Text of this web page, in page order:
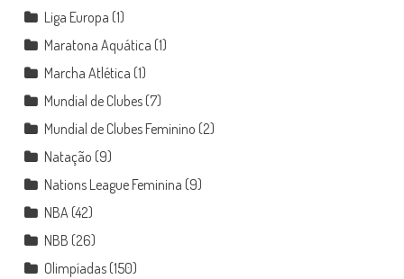
Liga Europa (1)
Maratona Aquática (1)
Marcha Atlética (1)
Mundial de Clubes(7)
Mundial de Clubes Feminino (2)
Natação (9)
Nations League Feminina (9)
NBA(42)
NBB (26)
Olimpíadas(150)